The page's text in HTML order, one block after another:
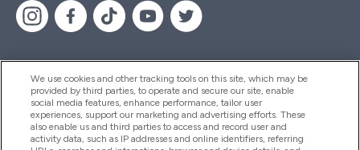
Pomoc I Informacja
We use cookies and other tracking tools on this site, which may be
provided by third parties, to operate and secure our site, enable
social media features, enhance performance, tailor user
experiences, support our marketing and advertising efforts. These
also enable us and third parties to access and record user and
activity data, such as IP addresses and online identifiers, referring